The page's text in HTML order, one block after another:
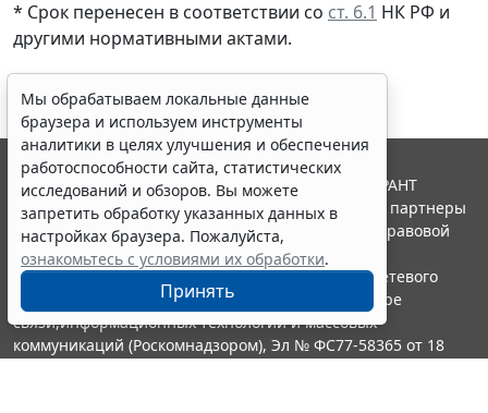
* Срок перенесен в соответствии со ст. 6.1 НК РФ и
другими нормативными актами.
Мы обрабатываем локальные данные
браузера и используем инструменты
аналитики в целях улучшения и обеспечения
работоспособности сайта, статистических
исследований и обзоров. Вы можете
запретить обработку указанных данных в
настройках браузера. Пожалуйста,
ознакомьтесь с условиями их обработки.
Принять
© ООО "НПП "ГАРАНТ-СЕРВИС", 2026. Система ГАРАНТ
выпускается с 1990 года. Компания "Гарант" и ее партнеры
являются участниками Российской ассоциации правовой
информации ГАРАНТ.
Портал ГАРАНТ.РУ зарегистрирован в качестве сетевого
издания Федеральной службой по надзору в сфере
связи,информационных технологий и массовых
коммуникаций (Роскомнадзором), Эл № ФС77-58365 от 18